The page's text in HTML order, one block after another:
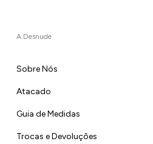
A Desnude
Sobre Nós
Atacado
Guia de Medidas
Trocas e Devoluções